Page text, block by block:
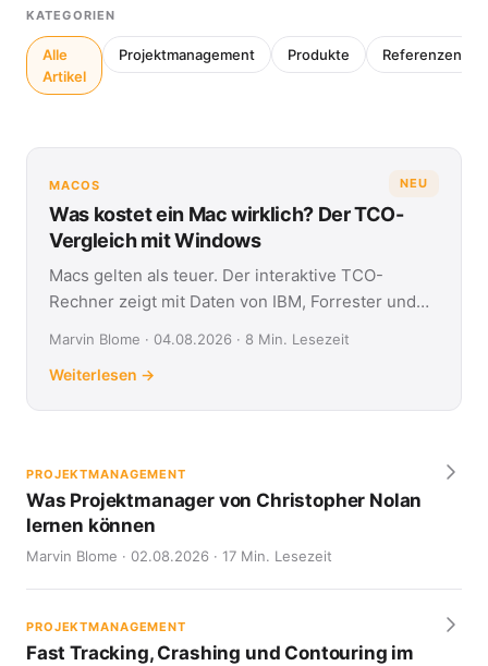
KATEGORIEN
Alle
Artikel
Projektmanagement Produkte Referenzen
NEU
MACOS
Was kostet ein Mac wirklich? Der TCO-
Vergleich mit Windows
Macs gelten als teuer. Der interaktive TCO-
Rechner zeigt mit Daten von IBM, Forrester und
Marvin Blome · 04.08.2026 · 8 Min. Lesezeit
Weiterlesen →
PROJEKTMANAGEMENT
Was Projektmanager von Christopher Nolan
lernen können
Marvin Blome · 02.08.2026 · 17 Min. Lesezeit
PROJEKTMANAGEMENT
Fast Tracking, Crashing und Contouring im